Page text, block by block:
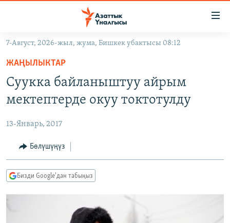
Навигацияга
өтүңүз
Издөөгө
салыңыз
КЫРГЫЗСТАН
КЫРГЫЗСТАН
ЭКОНОМИКА
МАДАНИЯТ
ДҮЙНӨ
БОРБОР АЗИЯ
АТАЙЫН ИЛИКТӨӨ
ТВ ПРОГРАММАЛАР
ЭКСПЕРТТЕР ТАЛДАЙТ
ӨЗГӨЧӨ ПИКИР
7-Август, 2026-жыл, жума, Бишкек убактысы 08:12
ЖАҢЫЛЫКТАР
Суукка байланыштуу айрым
мектептерде окуу токтотулду
13-Январь, 2017
Бөлүшүңүз
Бизди Google'дан табыңыз